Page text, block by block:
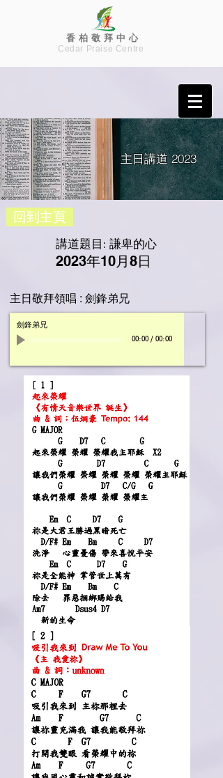
香 柏 敬 拜 中 心
Cedar Praise Centre
主日講道2023
回到主頁
講道題目: 謙卑的心
2023年10月8日
主日敬拜領唱 : 劍鋒弟兄
劍鋒弟兄
00:00 / 00:00